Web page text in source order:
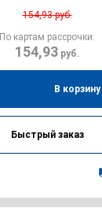
154,93руб.
По картам рассрочки:
154,93руб.
В корзину
Быстрый заказ